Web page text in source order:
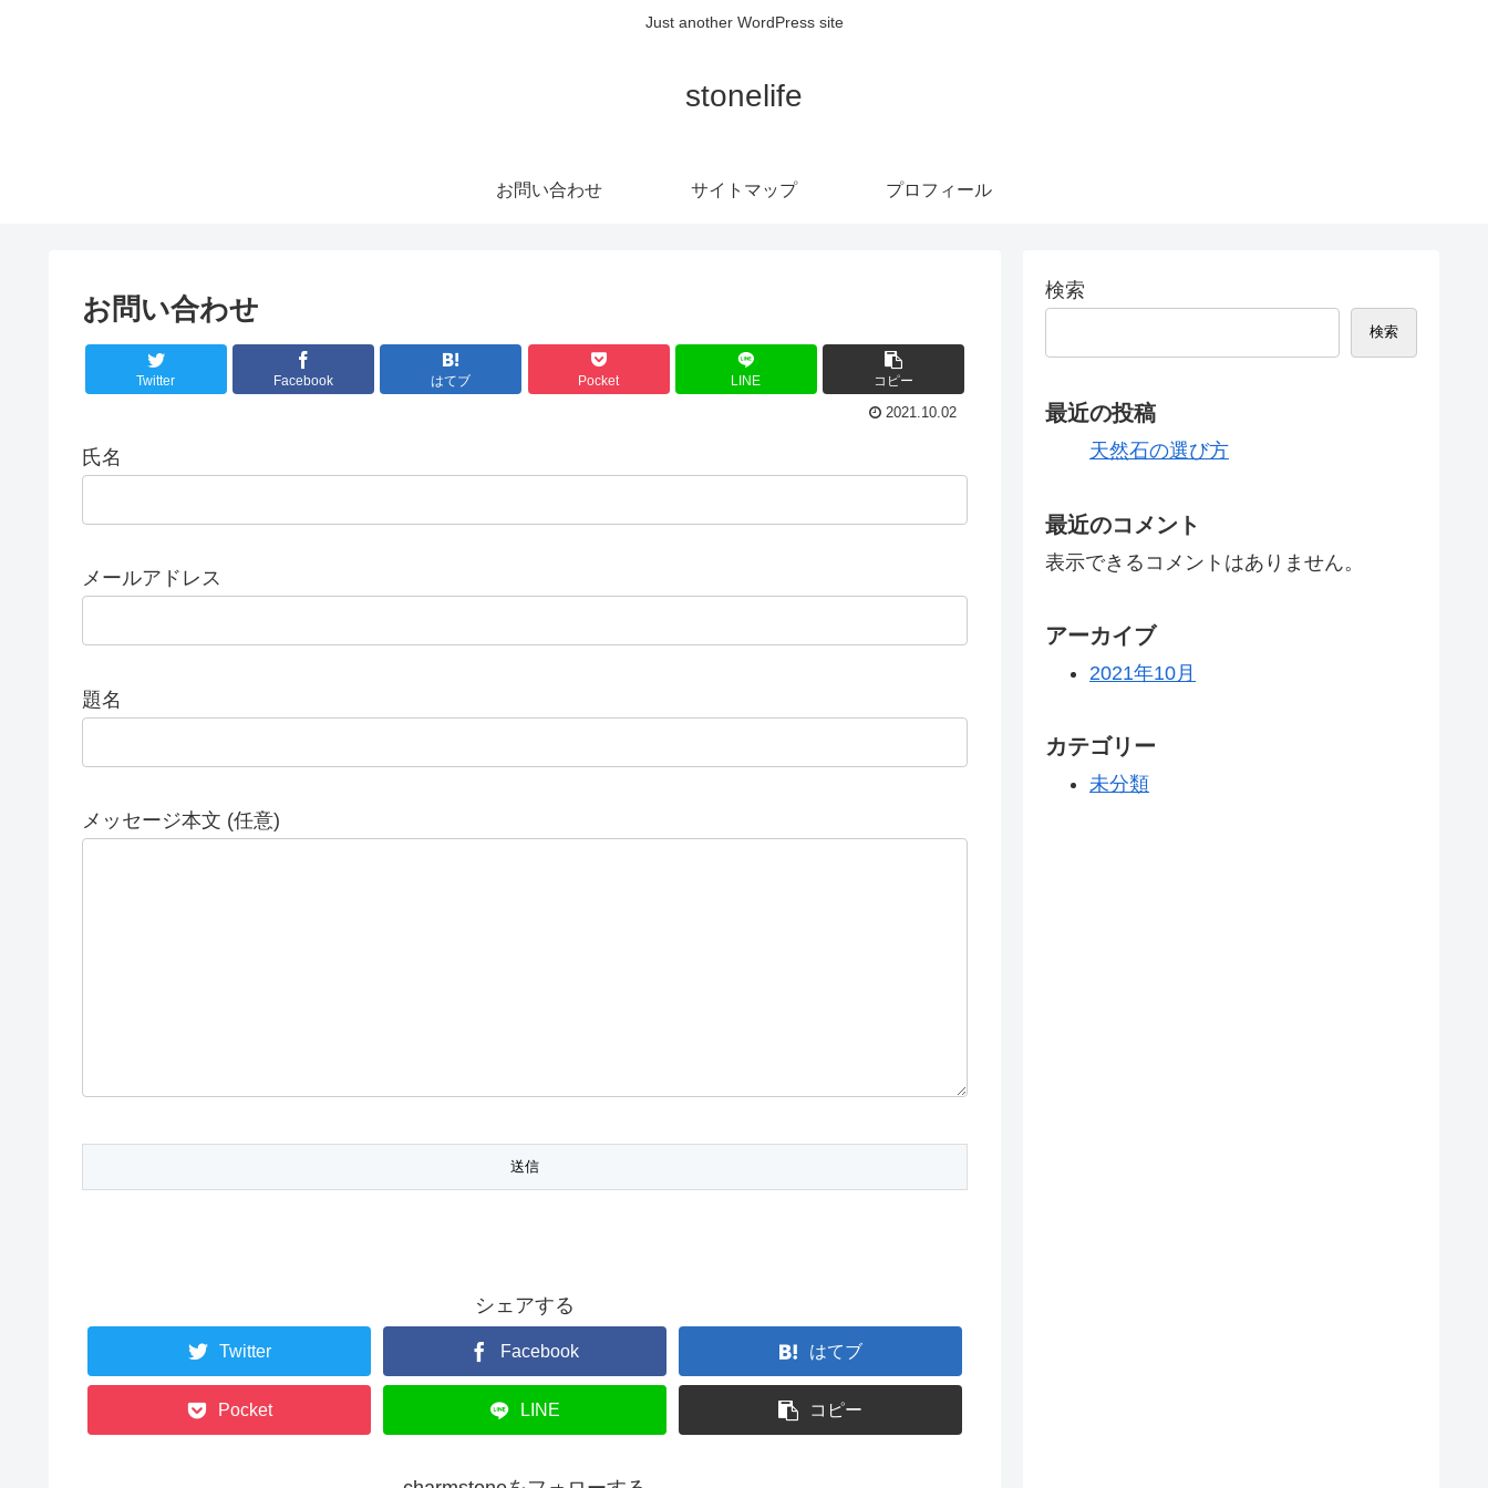
Just another WordPress site
stonelife
お問い合わせ サイトマップ プロフィール
お問い合わせ
Twitter Facebook はてブ Pocket LINE コピー
2021.10.02
氏名
メールアドレス
題名
メッセージ本文 (任意)
シェアする
Twitter Facebook はてブ
Pocket LINE コピー
検索
検索
最近の投稿
天然石の選び方
最近のコメント
表示できるコメントはありません。
アーカイブ
2021年10月
カテゴリー
未分類